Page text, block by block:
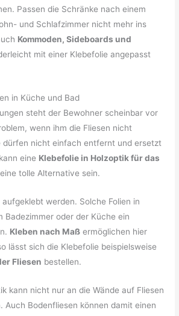
Passen die Schränke nach einem
und Schlafzimmer nicht mehr ins
Kommoden, Sideboards und
mit einer Klebefolie angepasst
in Küche und Bad
steht der Bewohner scheinbar vor
wenn ihm die Fliesen nicht
dürfen nicht einfach entfernt und ersetzt
eine Klebefolie in Holzoptik für das
eine tolle Alternative sein.
werden. Solche Folien in
Badezimmer oder der Küche ein
Kleben nach Maß ermöglichen hier
lässt sich die Klebefolie beispielsweise
Fliesen bestellen.
kann nicht nur an die Wände auf Fliesen
Auch Bodenfliesen können damit einen